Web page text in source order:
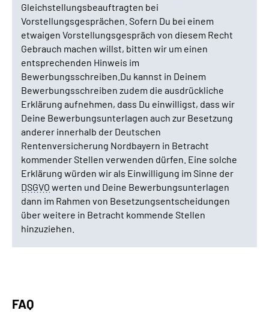
Gleichstellungsbeauftragten bei
Vorstellungsgesprächen. Sofern Du bei einem
etwaigen Vorstellungsgespräch von diesem Recht
Gebrauch machen willst, bitten wir um einen
entsprechenden Hinweis im
Bewerbungsschreiben.Du kannst in Deinem
Bewerbungsschreiben zudem die ausdrückliche
Erklärung aufnehmen, dass Du einwilligst, dass wir
Deine Bewerbungsunterlagen auch zur Besetzung
anderer innerhalb der Deutschen
Rentenversicherung Nordbayern in Betracht
kommender Stellen verwenden dürfen. Eine solche
Erklärung würden wir als Einwilligung im Sinne der
DSGVO werten und Deine Bewerbungsunterlagen
dann im Rahmen von Besetzungsentscheidungen
über weitere in Betracht kommende Stellen
hinzuziehen.
FAQ